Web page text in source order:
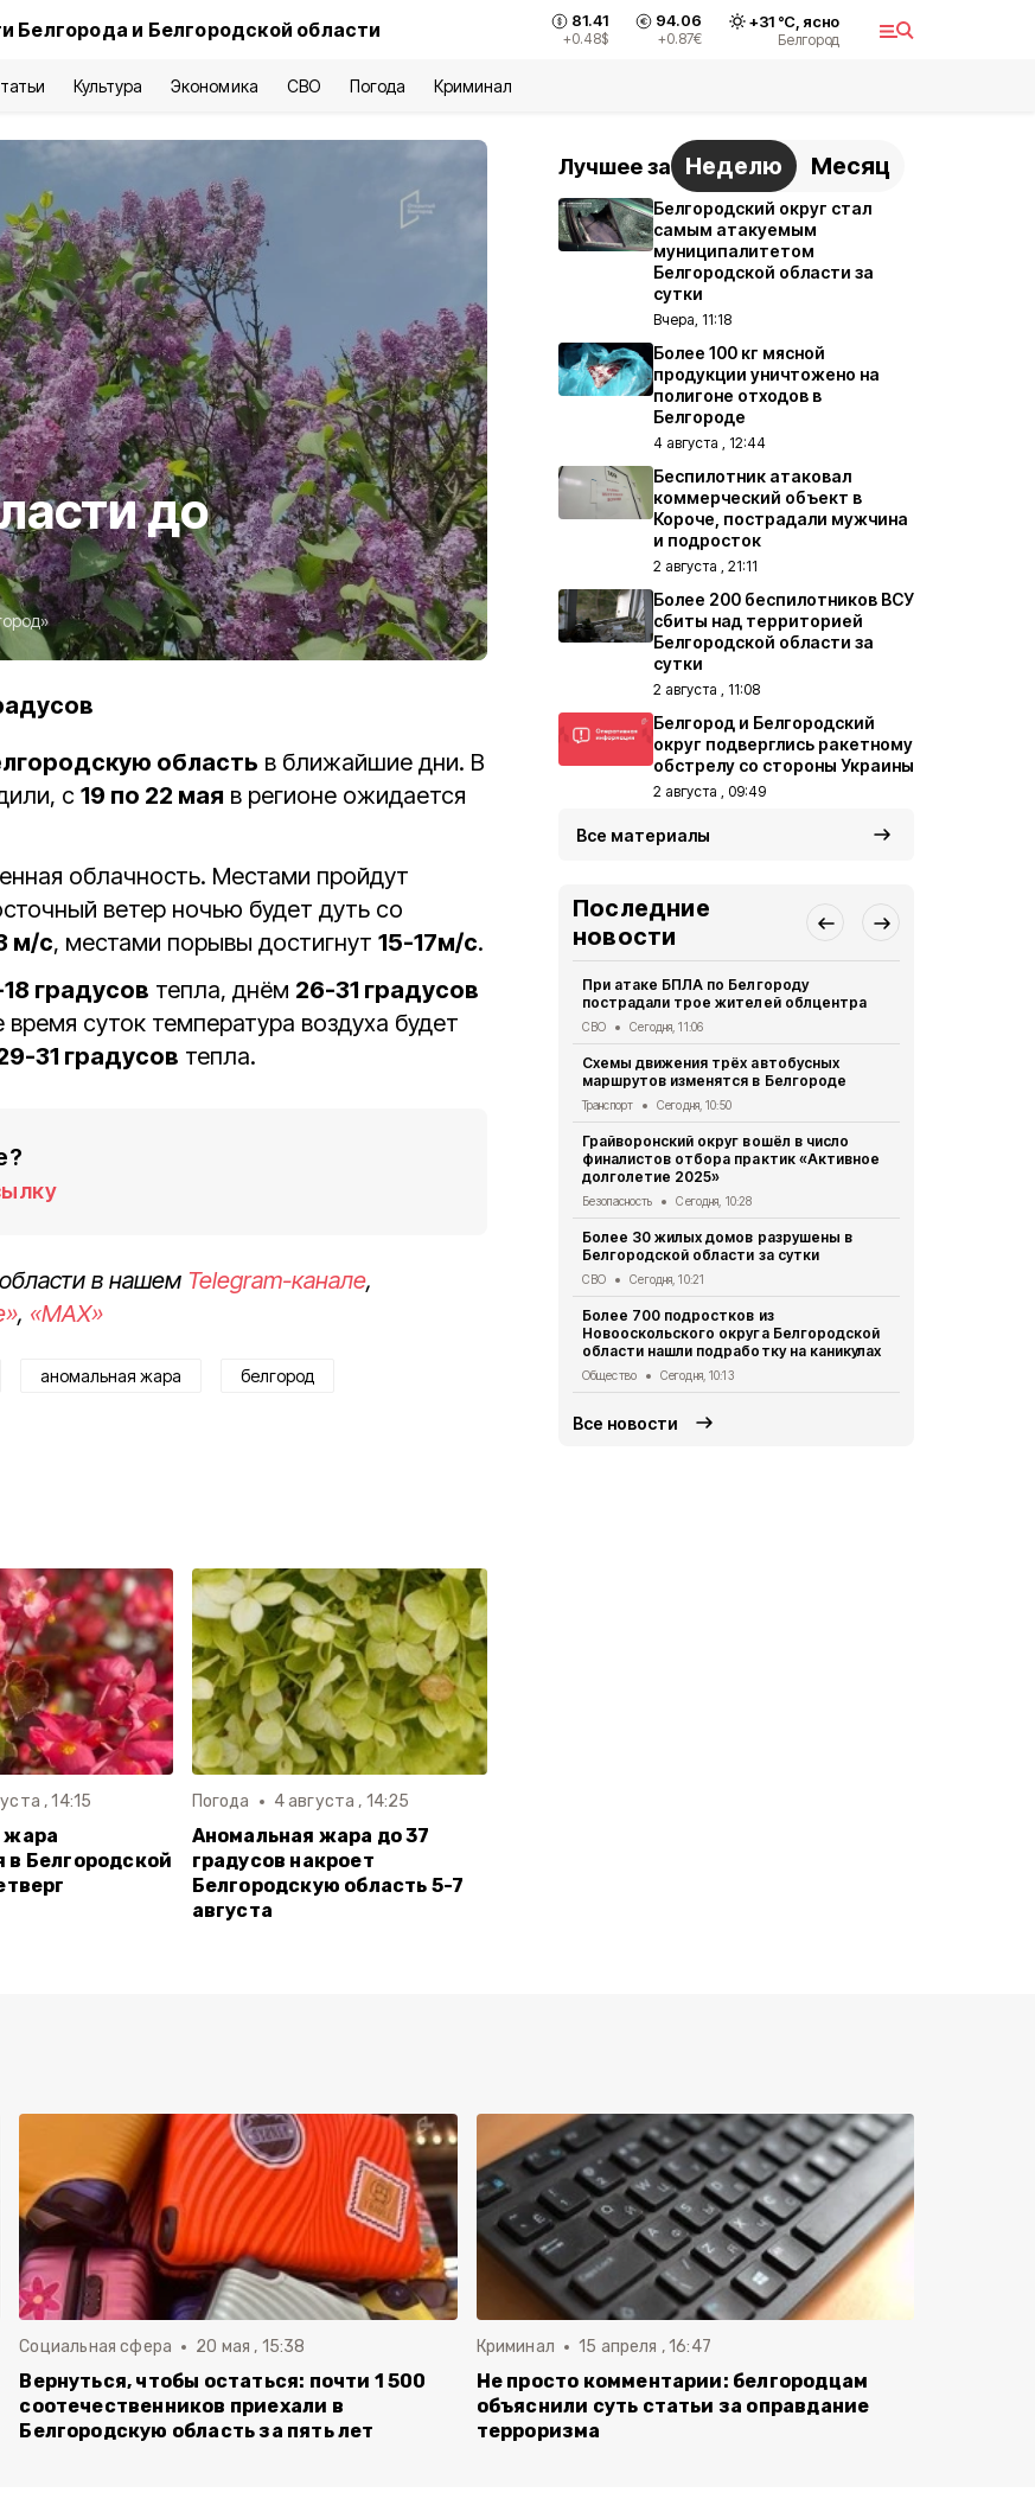
Белгорода и Белгородской области 81.41
+0.48$
94.06
+0.87€
+31°С, ясно
Белгород
Культура Экономика СВО Погода Криминал
до
область в ближайшие дни. В
с 19 по 22 мая в регионе ожидается
облачность. Местами пройдут
ветер ночью будет дуть со
м/с, местами порывы достигнут 15-17м/с.
18 градусов тепла, днём 26-31 градусов
время суток температура воздуха будет
31 градусов тепла.
в нашем Telegram-канале,
, «MAX»
аномальная жара белгород
, 14:15
жара
Белгородской
Погода 4 августа , 14:25
Аномальная жара до 37
градусов накроет
Белгородскую область 5-7
августа
Лучшее за Неделю Месяц
Белгородский округ стал
самым атакуемым
муниципалитетом
Белгородской области за
сутки
Вчера, 11:18
Более 100 кг мясной
продукции уничтожено на
полигоне отходов в
Белгороде
4 августа , 12:44
Беспилотник атаковал
коммерческий объект в
Короче, пострадали мужчина
и подросток
2 августа , 21:11
Более 200 беспилотников ВСУ
сбиты над территорией
Белгородской области за
сутки
2 августа , 11:08
Белгород и Белгородский
округ подверглись ракетному
обстрелу со стороны Украины
2 августа , 09:49
Все материалы
Последние
новости
При атаке БПЛА по Белгороду
пострадали трое жителей облцентра
СВО Сегодня, 11:06
Схемы движения трёх автобусных
маршрутов изменятся в Белгороде
Транспорт Сегодня, 10:50
Грайворонский округ вошёл в число
финалистов отбора практик «Активное
долголетие 2025»
Безопасность Сегодня, 10:28
Более 30 жилых домов разрушены в
Белгородской области за сутки
СВО Сегодня, 10:21
Более 700 подростков из
Новооскольского округа Белгородской
области нашли подработку на каникулах
Общество Сегодня, 10:13
Все новости
Социальная сфера 20 мая , 15:38
Вернуться, чтобы остаться: почти 1 500
соотечественников приехали в
Белгородскую область за пять лет
Криминал 15 апреля , 16:47
Не просто комментарии: белгородцам
объяснили суть статьи за оправдание
терроризма